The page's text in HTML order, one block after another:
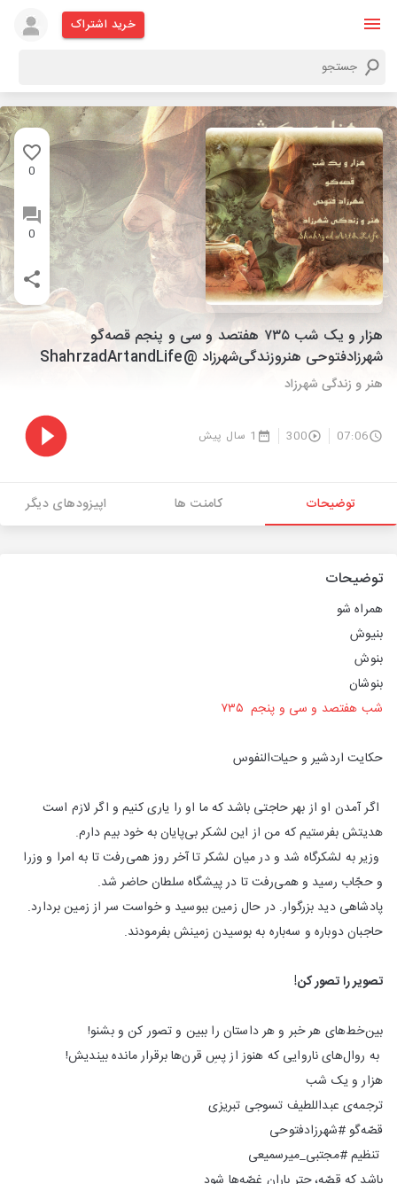
خرید اشتراک
0
0
هزار و یک شب ۷۳۵ هفتصد و سی و پنجم قصه‌گو
شهرزاد‌فتوحی هنر‌و‌زندگی‌شهرزاد @ShahrzadArtandLife
هنر و زندگی شهرزاد
07:06
300 1 سال پیش
توضیحات کامنت ها اپیزودهای دیگر
توضیحات
همراه‌ شو
بنیوش
بنوش
بنوشان
شب هفتصد و سی‌ و‌ پنجم ۷۳۵
حکایت اردشیر و حیات‌النفوس
اگر آمدن او از بهر حاجتی باشد که ما او را یاری کنیم و اگر لازم است
هدیتش بفرستیم که من از این لشکر بی‌پایان به خود بیم دارم.
وزیر به لشکر‌گاه شد و در میان لشکر تا آخر روز همی‌رفت تا به امرا و وزرا
و حجّاب رسید و همی‌رفت تا در پیشگاه سلطان حاضر شد.
پادشاهی دید بزرگوار. در حال زمین ببوسید و خواست سر از زمین بردارد.
حاجبان دوباره و سه‌باره به بوسیدن زمینش بفرمودند.
تصویر را تصور کن!
بین‌خط‌های هر خبر و هر داستان را ببین و تصور کن و بشنو!
به روال‌های ناروایی که هنوز از پسِ قرن‌ها برقرار مانده بیندیش!
هزار و یک شب
ترجمه‌ی عبداللطیف تسوجی تبریزی
قصّه‌گو #شهرزادفتوحی
تنظیم #مجتبی_میر‌سمیعی